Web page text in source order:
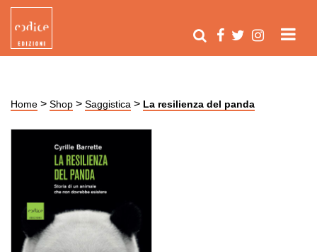
Home > Shop > Saggistica > La resilienza del panda